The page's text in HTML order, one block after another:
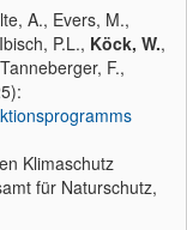
A., Evers, M.,
P.L., Köck, W.,
F.,
Klimaschutz
für Naturschutz,